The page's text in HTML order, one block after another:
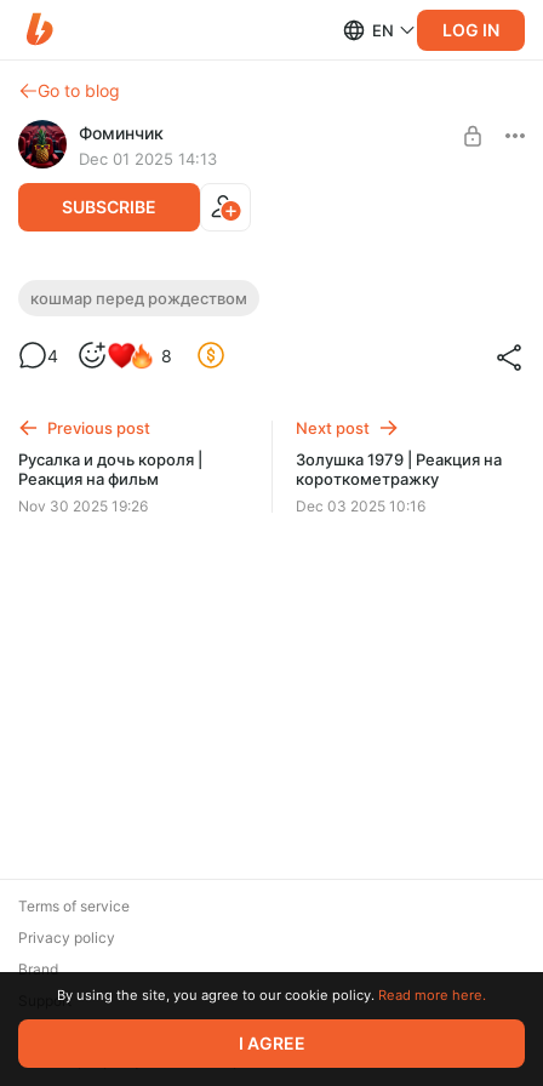
EN LOG IN
Go to blog
Фоминчик
Dec 01 2025 14:13
SUBSCRIBE
Кошмар перед Рождеством | Реакция на
Марафон начинается сегодня
$1.97 $1.58 per month -20%
Discount applies to the first month only.
кошмар перед рождеством
4 8
Previous post
Русалка и дочь короля |
Реакция на фильм
Nov 30 2025 19:26
Next post
Золушка 1979 | Реакция на
короткометражку
Dec 03 2025 10:16
© 2026 Zaya Solutions Limited. All rights reserved. All trademarks
are the property of their respective owners.
Terms of service
Privacy policy
Brand
SupportBy using the site, you agree to our cookie policy. Read more here.
I AGREE